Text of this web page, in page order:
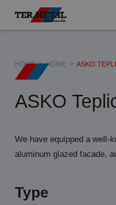
Aluminium constructions
Fire shutters
HOME HOME ASKO
ASKO
We have equipped a well-
aluminum glazed facade,
Type